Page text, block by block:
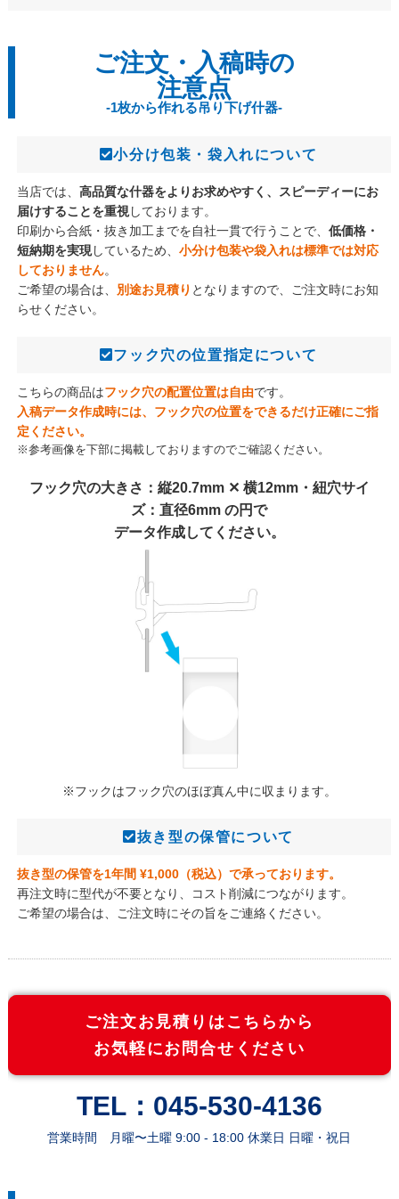
ご注文・入稿時の
注意点
-1枚から作れる吊り下げ什器-
小分け包装・袋入れについて
当店では、 高品質な什器をよりお求めやすく、スピーディーにお
届けすることを重視しております。
印刷から合紙・抜き加工までを自社一貫で行うことで、 低価格・
短納期を実現しているため、 小分け包装や袋入れは標準では対応
しておりません。
ご希望の場合は、 別途お見積り となりますので、ご注文時にお知
らせください。
フック穴の位置指定について
こちらの商品はフック穴の配置位置は自由です。
入稿データ作成時には、フック穴の位置をできるだけ正確にご指
定ください。
※参考画像を下部に掲載しておりますのでご確認ください。
フック穴の大きさ：縦20.7mm ✕ 横12mm・紐穴サイ
ズ：直径6mm の円で
データ作成してください。
※フックはフック穴のほぼ真ん中に収まります。
抜き型の保管について
抜き型の保管を1年間 ¥1,000（税込）で承っております。
再注文時に型代が不要となり、コスト削減につながります。
ご希望の場合は、ご注文時にその旨をご連絡ください。
ご注文お見積りはこちらから
お気軽にお問合せください
TEL：045-530-4136
営業時間 月曜〜土曜 9:00 - 18:00 休業日 日曜・祝日